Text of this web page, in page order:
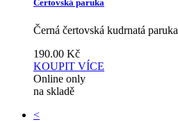
Čertovská paruka
Černá čertovská kudrnatá paruka
190.00 Kč
KOUPIT VÍCE
Online only
na skladě
<